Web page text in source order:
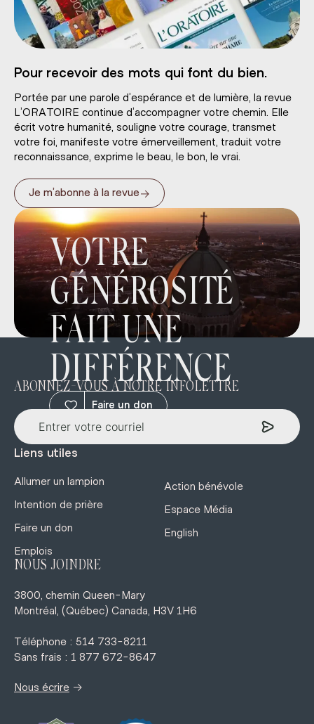
Pour recevoir des mots qui font du bien.
Portée par une parole d’espérance et de lumière, la revue
L’ORATOIRE continue d’accompagner votre chemin. Elle
écrit votre humanité, souligne votre courage, transmet
votre foi, manifeste votre émerveillement, traduit votre
reconnaissance, exprime le beau, le bon, le vrai.
Je m’abonne à la revue→
VOTRE
GÉNÉROSITÉ
FAIT UNE
DIFFÉRENCE
Faire un don
ABONNEZ-VOUS À NOTRE INFOLETTRE
Liens utiles
Allumer un lampion
Intention de prière
Faire un don
Emplois
Action bénévole
Espace Média
English
NOUS JOINDRE
3800, chemin Queen-Mary
Montréal, (Québec) Canada, H3V 1H6
Téléphone : 514 733-8211
Sans frais : 1 877 672-8647
Nous écrire →